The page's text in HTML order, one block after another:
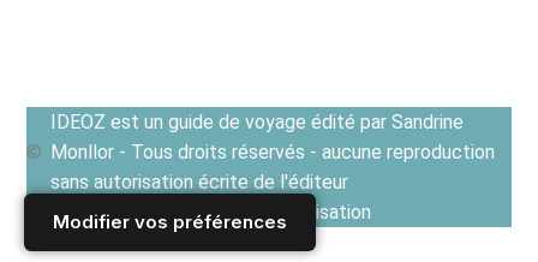
Modifier vos préférences
IDEOZ est un guide de voyage édité par Sandrine
Monllor - Tous droits réservés - aucune reproduction
sans autorisation écrite de l'éditeur
Voir les Conditions générales d'utilisation